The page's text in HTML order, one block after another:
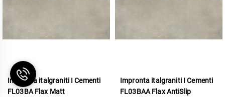
Impronta italgraniti I Cementi
FL03BA Flax Matt
Impronta italgraniti I Cementi
FL03BAA Flax AntiSlip